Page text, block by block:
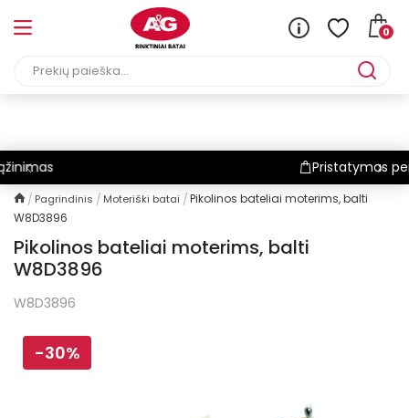
0
1-3 d.d Nemokamas
Pagrindinis Moteriški batai
Pikolinos bateliai moterims, balti
W8D3896
Pikolinos bateliai moterims, balti
W8D3896
W8D3896
-30%